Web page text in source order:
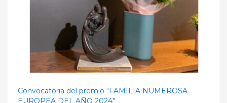
Convocatoria del premio “FAMILIA NUMEROSA
EUROPEA DEL AÑO 2024”